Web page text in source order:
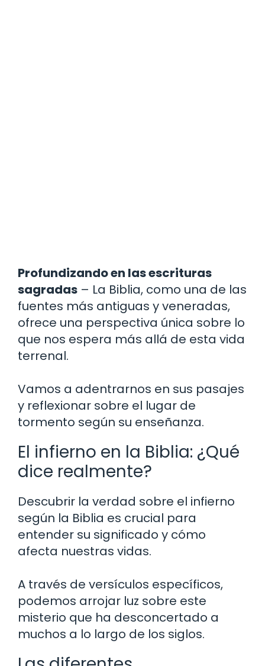
Profundizando en las escrituras
sagradas – La Biblia, como una de las
fuentes más antiguas y veneradas,
ofrece una perspectiva única sobre lo
que nos espera más allá de esta vida
terrenal.
Vamos a adentrarnos en sus pasajes
y reflexionar sobre el lugar de
tormento según su enseñanza.
El infierno en la Biblia: ¿Qué
dice realmente?
Descubrir la verdad sobre el infierno
según la Biblia es crucial para
entender su significado y cómo
afecta nuestras vidas.
A través de versículos específicos,
podemos arrojar luz sobre este
misterio que ha desconcertado a
muchos a lo largo de los siglos.